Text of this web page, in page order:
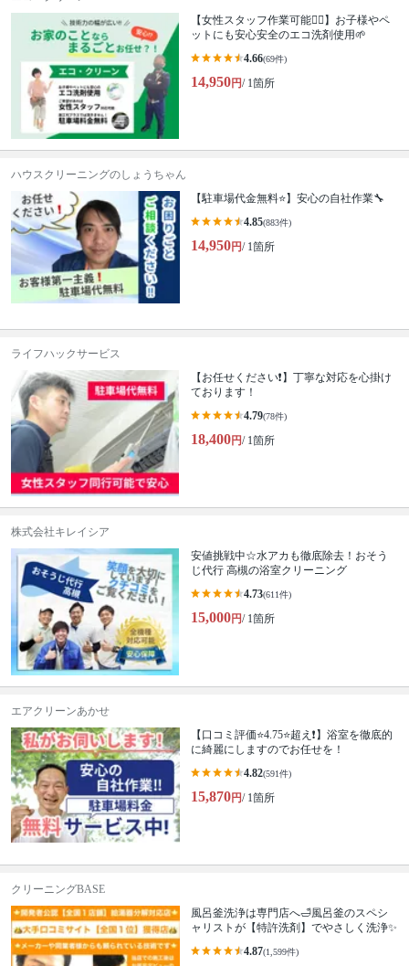
【女性スタッフ作業可能🙆‍♀️】お子様やペ
ットにも安心安全のエコ洗剤使用🌱
4.66(69件)
14,950円/ 1箇所
ハウスクリーニングのしょうちゃん
【駐車場代金無料⭐️】安心の自社作業🔧
4.85(883件)
14,950円/ 1箇所
ライフハックサービス
【お任せください❗️】丁寧な対応を心掛け
ております！
4.79(78件)
18,400円/ 1箇所
株式会社キレイシア
安値挑戦中☆水アカも徹底除去！おそう
じ代行 高槻の浴室クリーニング
4.73(611件)
15,000円/ 1箇所
エアクリーンあかせ
【口コミ評価⭐️4.75⭐️超え❗️】浴室を徹底的
に綺麗にしますのでお任せを！
4.82(591件)
15,870円/ 1箇所
クリーニングBASE
風呂釜洗浄は専門店へ🛁風呂釜のスペシ
ャリストが【特許洗剤】でやさしく洗浄✨
4.87(1,599件)